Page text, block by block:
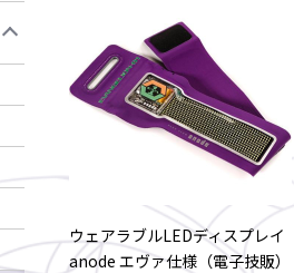
ウェアラブルLEDディスプレイ
anode エヴァ仕様（電子技販）